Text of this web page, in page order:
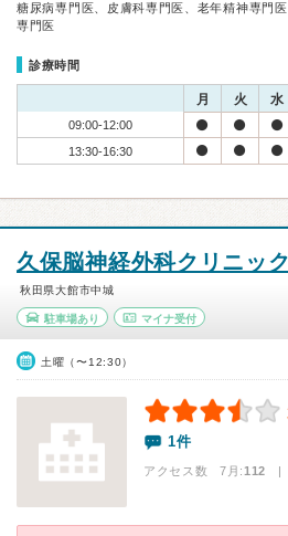
糖尿病専門医、皮膚科専門医、老年精神専門
専門医
診療時間
月 火 水
09:00-12:00
13:30-16:30
久保脳神経外科クリニック
秋田県大館市中城
駐車場あり マイナ受付
土曜（〜12:30）
1件
アクセス数 7月:112 |